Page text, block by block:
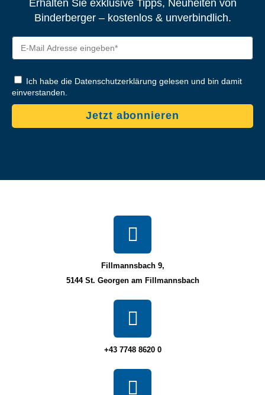
Erhalten Sie exklusive Tipps, Neuheiten von
Binderberger – kostenlos & unverbindlich.
Ich habe die Datenschutzerklärung gelesen und bin damit
einverstanden.
Jetzt abonnieren
Fillmannsbach 9,
5144 St. Georgen am Fillmannsbach
+43 7748 8620 0